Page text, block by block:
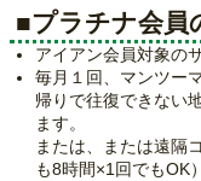
■プラチナ会員
アイアン会員対象の
毎月１回、マンツー
帰りで往復できない
ます。
または、または遠隔
も8時間×1回でもOK